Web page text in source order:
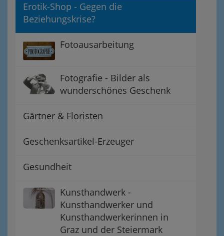
Erotik-Shop - Gegen die
Beziehungskrise?
Fotoausarbeitung
Fotografie - Bilder als
wunderschönes Geschenk
Gärtner & Floristen
Geschenksartikel-Erzeuger
Gesundheit
Kunsthandwerk -
Kunsthandwerker und
Kunsthandwerkerinnen in
Graz und der Steiermark